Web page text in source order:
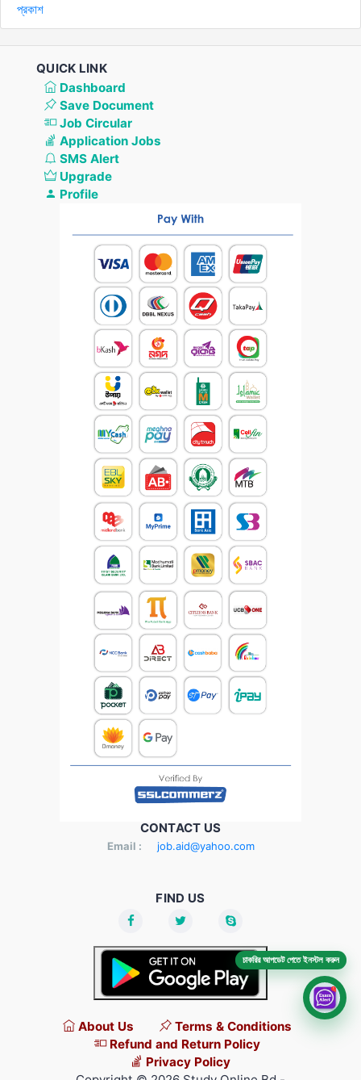
প্রকাশ
QUICK LINK
Dashboard
Save Document
Job Circular
Application Jobs
SMS Alert
Upgrade
Profile
CONTACT US
Email : job.aid@yahoo.com
FIND US
About Us
Terms & Conditions
Refund and Return Policy
Privacy Policy
চাকরির আপডেট পেতে ইনস্টল করুন